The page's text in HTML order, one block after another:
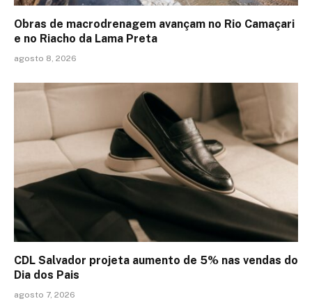
Obras de macrodrenagem avançam no Rio Camaçari
e no Riacho da Lama Preta
agosto 8, 2026
CDL Salvador projeta aumento de 5% nas vendas do
Dia dos Pais
agosto 7, 2026